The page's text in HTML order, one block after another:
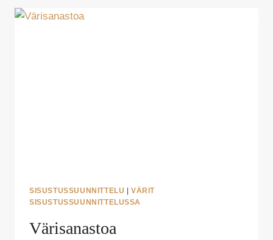
SISUSTUSSUUNNITTELU |VÄRIT
SISUSTUSSUUNNITTELUSSA
Värisanastoa